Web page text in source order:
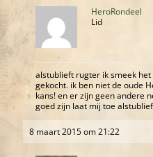
HeroRondeel
Lid
alstublieft rugter ik smeek
gekocht. ik ben niet de oude
kans! en er zijn geen andere
goed zijn laat mij toe
8 maart 2015 om 21:22